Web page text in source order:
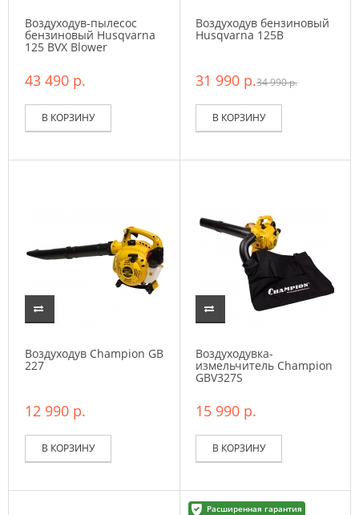
Воздуходув-пылесос
бензиновый Husqvarna
125 BVX Blower
43 490 р.
В КОРЗИНУ
Воздуходув бензиновый
Husqvarna 125B
31 990 р.34 990 р.
В КОРЗИНУ
Воздуходув Champion GB
227
12 990 р.
В КОРЗИНУ
Воздуходувка-
измельчитель Champion
GBV327S
15 990 р.
В КОРЗИНУ
Расширенная гарантия